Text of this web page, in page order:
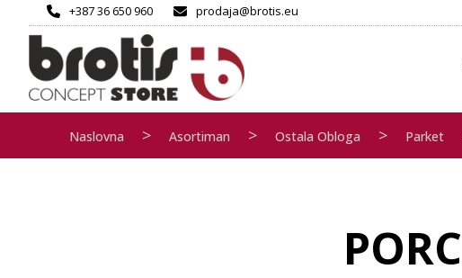
+387 36 650 960 prodaja@brotis.eu
Naslovna > Asortiman > Ostala Obloga > Parket